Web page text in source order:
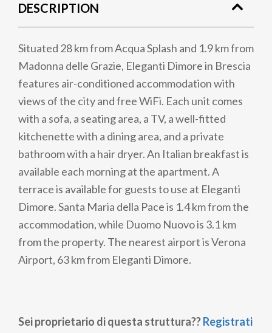
DESCRIPTION
Situated 28 km from Acqua Splash and 1.9 km from
Madonna delle Grazie, Eleganti Dimore in Brescia
features air-conditioned accommodation with
views of the city and free WiFi. Each unit comes
with a sofa, a seating area, a TV, a well-fitted
kitchenette with a dining area, and a private
bathroom with a hair dryer. An Italian breakfast is
available each morning at the apartment. A
terrace is available for guests to use at Eleganti
Dimore. Santa Maria della Pace is 1.4 km from the
accommodation, while Duomo Nuovo is 3.1 km
from the property. The nearest airport is Verona
Airport, 63 km from Eleganti Dimore.
Sei proprietario di questa struttura??Registrati